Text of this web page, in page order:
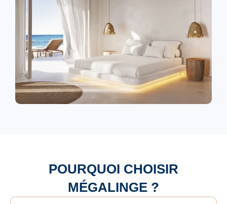
POURQUOI CHOISIR
MÉGALINGE ?